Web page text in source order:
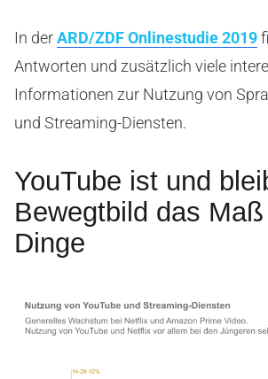
In derARD/ZDF Onlinestudie 2019
Antworten und zusätzlich viele
Informationen zur Nutzung von
und Streaming-Diensten.
YouTube ist und
Bewegtbild das
Dinge